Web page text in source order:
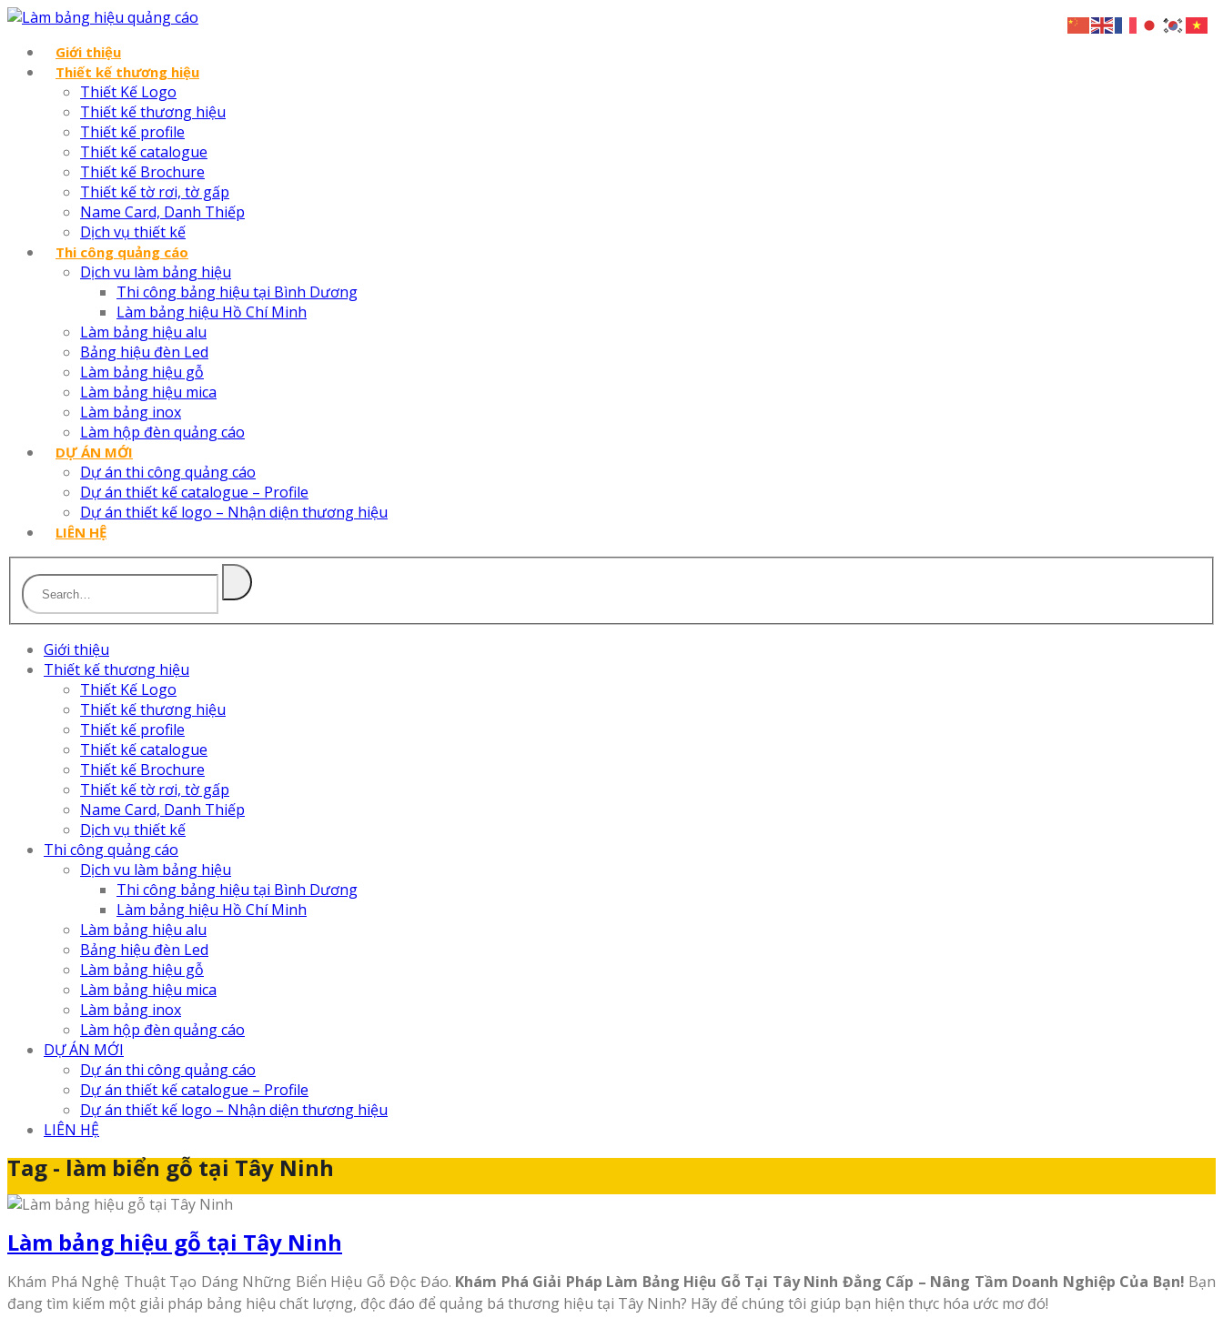
Giới thiệu
Thiết kế thương hiệu
Thiết Kế Logo
Thiết kế thương hiệu
Thiết kế profile
Thiết kế catalogue
Thiết kế Brochure
Thiết kế tờ rơi, tờ gấp
Name Card, Danh Thiếp
Dịch vụ thiết kế
Thi công quảng cáo
Dịch vu làm bảng hiệu
Thi công bảng hiệu tại Bình Dương
Làm bảng hiệu Hồ Chí Minh
Làm bảng hiệu alu
Bảng hiệu đèn Led
Làm bảng hiệu gỗ
Làm bảng hiệu mica
Làm bảng inox
Làm hộp đèn quảng cáo
DỰ ÁN MỚI
Dự án thi công quảng cáo
Dự án thiết kế catalogue – Profile
Dự án thiết kế logo – Nhận diện thương hiệu
LIÊN HỆ
Giới thiệu
Thiết kế thương hiệu
Thiết Kế Logo
Thiết kế thương hiệu
Thiết kế profile
Thiết kế catalogue
Thiết kế Brochure
Thiết kế tờ rơi, tờ gấp
Name Card, Danh Thiếp
Dịch vụ thiết kế
Thi công quảng cáo
Dịch vu làm bảng hiệu
Thi công bảng hiệu tại Bình Dương
Làm bảng hiệu Hồ Chí Minh
Làm bảng hiệu alu
Bảng hiệu đèn Led
Làm bảng hiệu gỗ
Làm bảng hiệu mica
Làm bảng inox
Làm hộp đèn quảng cáo
DỰ ÁN MỚI
Dự án thi công quảng cáo
Dự án thiết kế catalogue – Profile
Dự án thiết kế logo – Nhận diện thương hiệu
LIÊN HỆ
Tag - làm biển gỗ tại Tây Ninh
Làm bảng hiệu gỗ tại Tây Ninh
Khám Phá Nghệ Thuật Tạo Dáng Những Biển Hiệu Gỗ Độc Đáo. Khám Phá Giải Pháp Làm Bảng Hiệu Gỗ Tại Tây Ninh Đẳng Cấp – Nâng Tầm Doanh Nghiệp Của Bạn! Bạn
đang tìm kiếm một giải pháp bảng hiệu chất lượng, độc đáo để quảng bá thương hiệu tại Tây Ninh? Hãy để chúng tôi giúp bạn hiện thực hóa ước mơ đó!